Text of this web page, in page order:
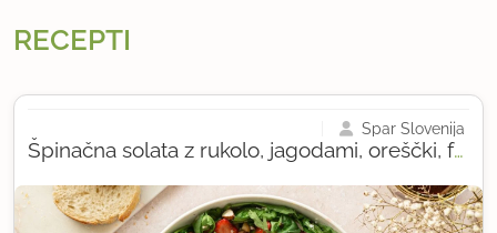
RECEPTI
Špinačna solata z rukolo, jagodami, oreščki, feto in sladkim balzamičnim prelivom
Spar Slovenija